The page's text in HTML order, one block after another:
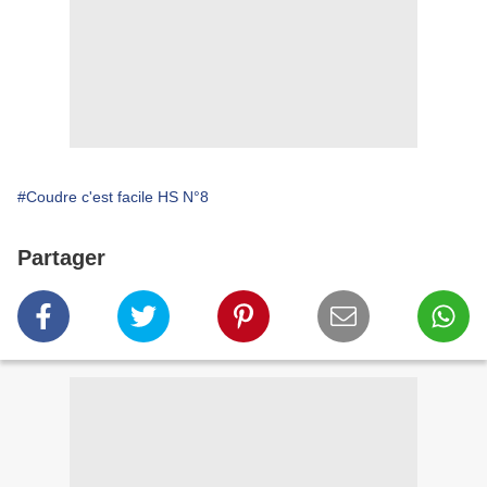
#Coudre c'est facile HS N°8
Partager